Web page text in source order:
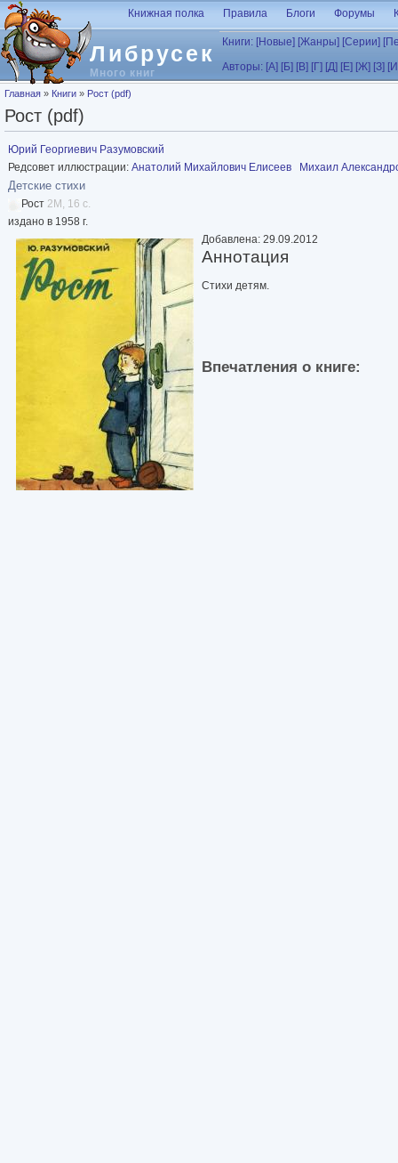
Перейти к основному содержанию
Либрусек
Много книг
Книжная полка Правила Блоги Форумы
Книги: [Новые] [Жанры] [Серии]
Авторы: [А] [Б] [В] [Г] [Д] [Е] [Ж] [З]
Вы здесь
Главная » Книги » Рост (pdf)
Рост (pdf)
Юрий Георгиевич Разумовский
Редсовет иллюстрации: Анатолий Михайлович Елисеев Михаил
Детские стихи
Рост 2M, 16 с.
издано в 1958 г.
Добавлена: 29.09.2012
Аннотация
Стихи детям.
Впечатления о книге: